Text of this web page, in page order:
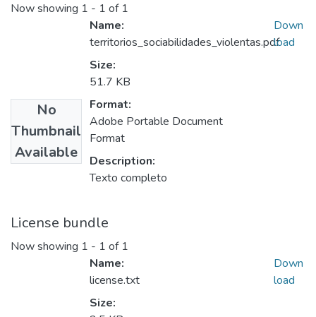
Now showing 1 - 1 of 1
No
Thumbnail
Available
Name:
territorios_sociabilidades_violentas.pdf
Size:
51.7 KB
Format:
Adobe Portable Document
Format
Description:
Texto completo
Down
load
License bundle
Now showing 1 - 1 of 1
Name:
license.txt
Size:
Down
load